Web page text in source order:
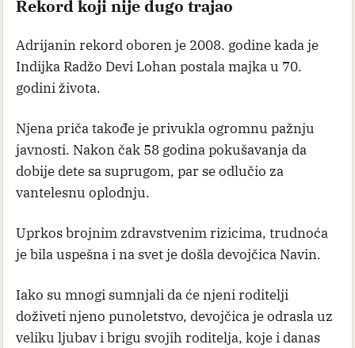
Rekord koji nije dugo trajao
Adrijanin rekord oboren je 2008. godine kada je
Indijka Radžo Devi Lohan postala majka u 70.
godini života.
Njena priča takođe je privukla ogromnu pažnju
javnosti. Nakon čak 58 godina pokušavanja da
dobije dete sa suprugom, par se odlučio za
vantelesnu oplodnju.
Uprkos brojnim zdravstvenim rizicima, trudnoća
je bila uspešna i na svet je došla devojčica Navin.
Iako su mnogi sumnjali da će njeni roditelji
doživeti njeno punoletstvo, devojčica je odrasla uz
veliku ljubav i brigu svojih roditelja, koje i danas